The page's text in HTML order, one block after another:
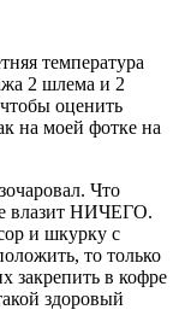
температура
2 шлема и 2
оценить
на моей фотке на
Что
влазит НИЧЕГО.
и шкурку с
то только
закрепить в кофре
здоровый